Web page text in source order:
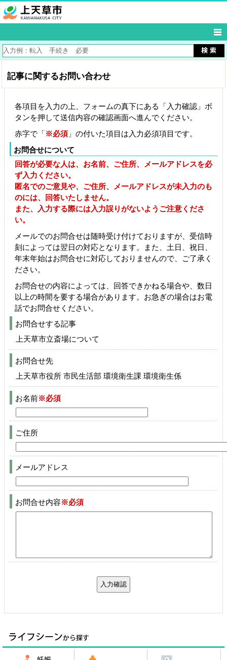
記事に関するお問い合わせ
各項目を入力の上、フォームの真下にある「入力確認」ボ
タンを押して送信内容の確認画面へ進んでください。
赤字で「※必須 」の付いた項目は入力必須項目です。
お問合せについて
回答が必要な人は、お名前、ご住所、メールアドレスを必
ず入力ください。
匿名でのご意見や、ご住所、メールアドレスが未入力のも
のには、回答いたしません。
また、入力する際には入力誤りがないようご注意くださ
い。
メールでのお問合せは随時受け付けておりますが、受信時
刻によっては翌日の対応となります。また、土日、祝日、
年末年始はお問合せに対応しておりませんので、ご了承く
ださい。
お問合せの内容によっては、回答できかねる場合や、数日
以上の時間を要する場合があります。お急ぎの場合はお電
話でお問合せください。
お問合せする記事
上天草市立斎場について
お問合せ先
上天草市役所 市民生活部 環境衛生課 環境衛生係
お名前※必須
ご住所
メールアドレス
お問合せ内容※必須